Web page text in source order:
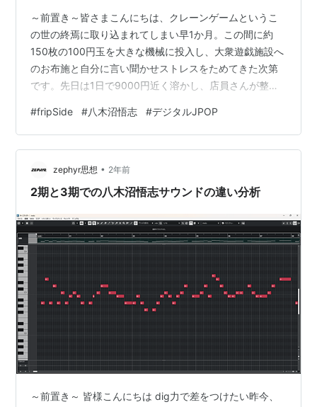
～前置き～皆さまこんにちは、クレーンゲームというこ
の世の終焉に取り込まれてしまい早1か月。この間に約
150枚の100円玉を大きな機械に投入し、大衆遊戯施設へ
のお布施と自分に言い聞かせストレスをためてきた次第
です。先日は1日で9000円近く溶かし、店員さんが整地
簡単なお仕事に時間と精神をすり減らしていました。 終
いには、世の理を知らぬ未就学児童ご用達の10円クレゲ
で辛うじて駄菓子をGETし気を強く保ったまま帰路、向
かった眼科では「目が充血していますね」と伝達されマ
イナスは連鎖するspiral of despairを体感、負のエネルギ
#fripSide #八木沼悟志 #デジタルJPOP
zephyr思想 • 2年前
2期と3期での八木沼悟志サウンドの違い分析
～前置き～ 皆様こんにちは dig力で差をつけたい昨今、